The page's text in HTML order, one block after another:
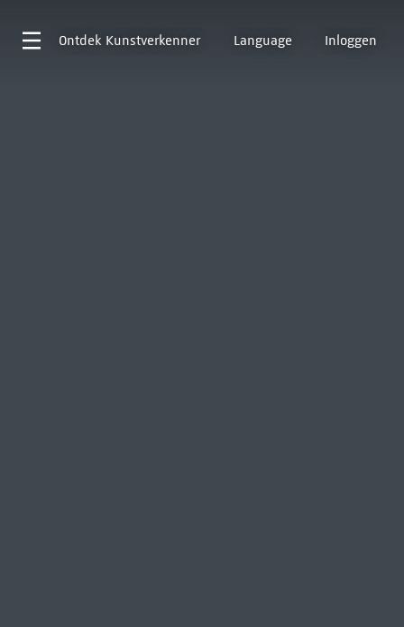
Ontdek Kunstverkenner Language Inloggen